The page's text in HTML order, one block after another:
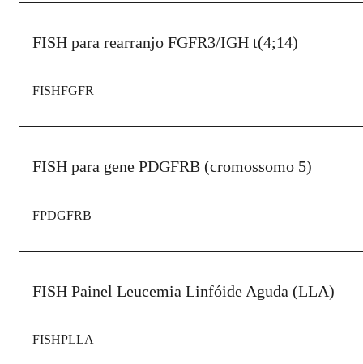
FISH para rearranjo FGFR3/IGH t(4;14)
FISHFGFR
FISH para gene PDGFRB (cromossomo 5)
FPDGFRB
FISH Painel Leucemia Linfóide Aguda (LLA)
FISHPLLA